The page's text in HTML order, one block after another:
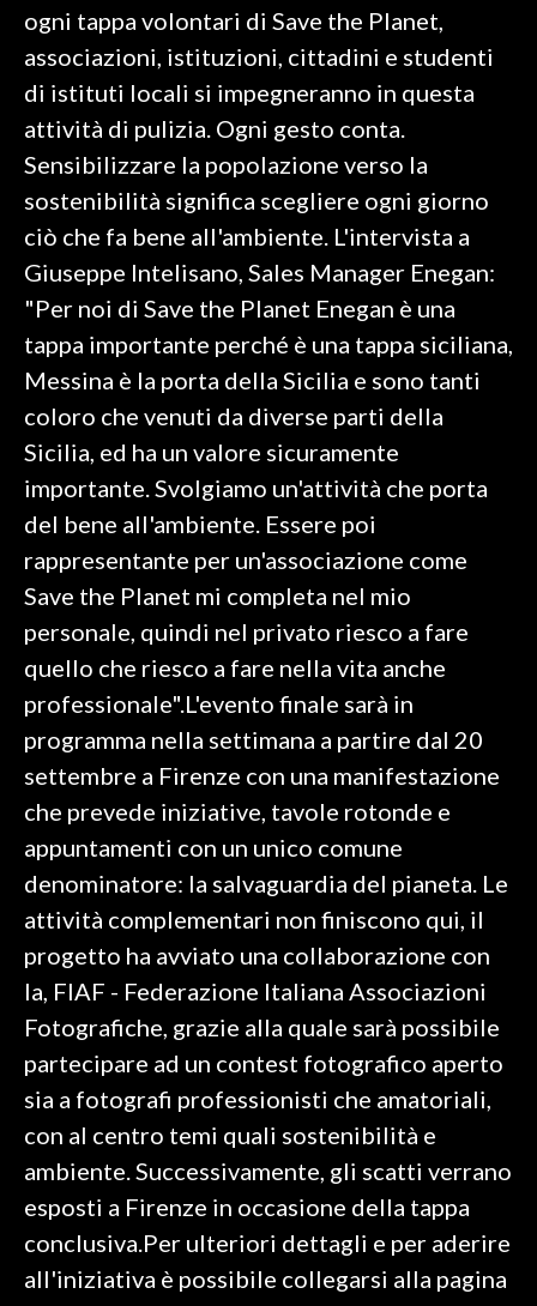
ogni tappa volontari di Save the Planet,
associazioni, istituzioni, cittadini e studenti
di istituti locali si impegneranno in questa
attività di pulizia. Ogni gesto conta.
Sensibilizzare la popolazione verso la
sostenibilità significa scegliere ogni giorno
ciò che fa bene all'ambiente. L'intervista a
Giuseppe Intelisano, Sales Manager Enegan:
"Per noi di Save the Planet Enegan è una
tappa importante perché è una tappa siciliana,
Messina è la porta della Sicilia e sono tanti
coloro che venuti da diverse parti della
Sicilia, ed ha un valore sicuramente
importante. Svolgiamo un'attività che porta
del bene all'ambiente. Essere poi
rappresentante per un'associazione come
Save the Planet mi completa nel mio
personale, quindi nel privato riesco a fare
quello che riesco a fare nella vita anche
professionale".L'evento finale sarà in
programma nella settimana a partire dal 20
settembre a Firenze con una manifestazione
che prevede iniziative, tavole rotonde e
appuntamenti con un unico comune
denominatore: la salvaguardia del pianeta. Le
attività complementari non finiscono qui, il
progetto ha avviato una collaborazione con
la, FIAF - Federazione Italiana Associazioni
Fotografiche, grazie alla quale sarà possibile
partecipare ad un contest fotografico aperto
sia a fotografi professionisti che amatoriali,
con al centro temi quali sostenibilità e
ambiente. Successivamente, gli scatti verrano
esposti a Firenze in occasione della tappa
conclusiva.Per ulteriori dettagli e per aderire
all'iniziativa è possibile collegarsi alla pagina